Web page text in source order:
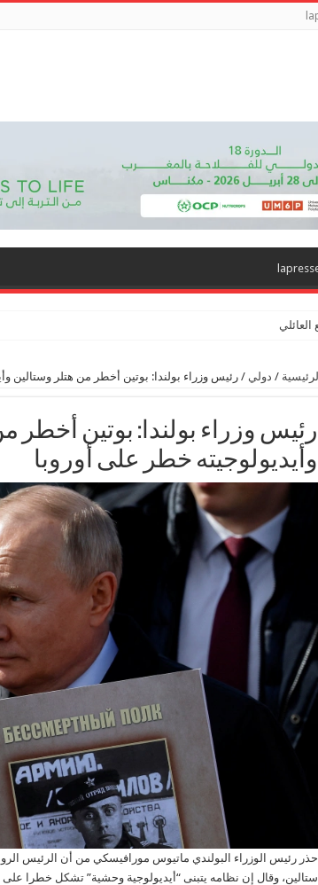
الرئيسية / دولي / رئيس وزراء بولندا: بوتين أخطر من هتلر وستالين
رئيس وزراء بولندا: بوتين أخطر
وأيديولوجيته خطر على أوروبا
حذر رئيس الوزراء البولندي ماتيوس مورافيسكي من أن الرئيس
ستالين، وقال إن نظامه يتبنى “أيديولوجية وحشية” تشكل خطرا على